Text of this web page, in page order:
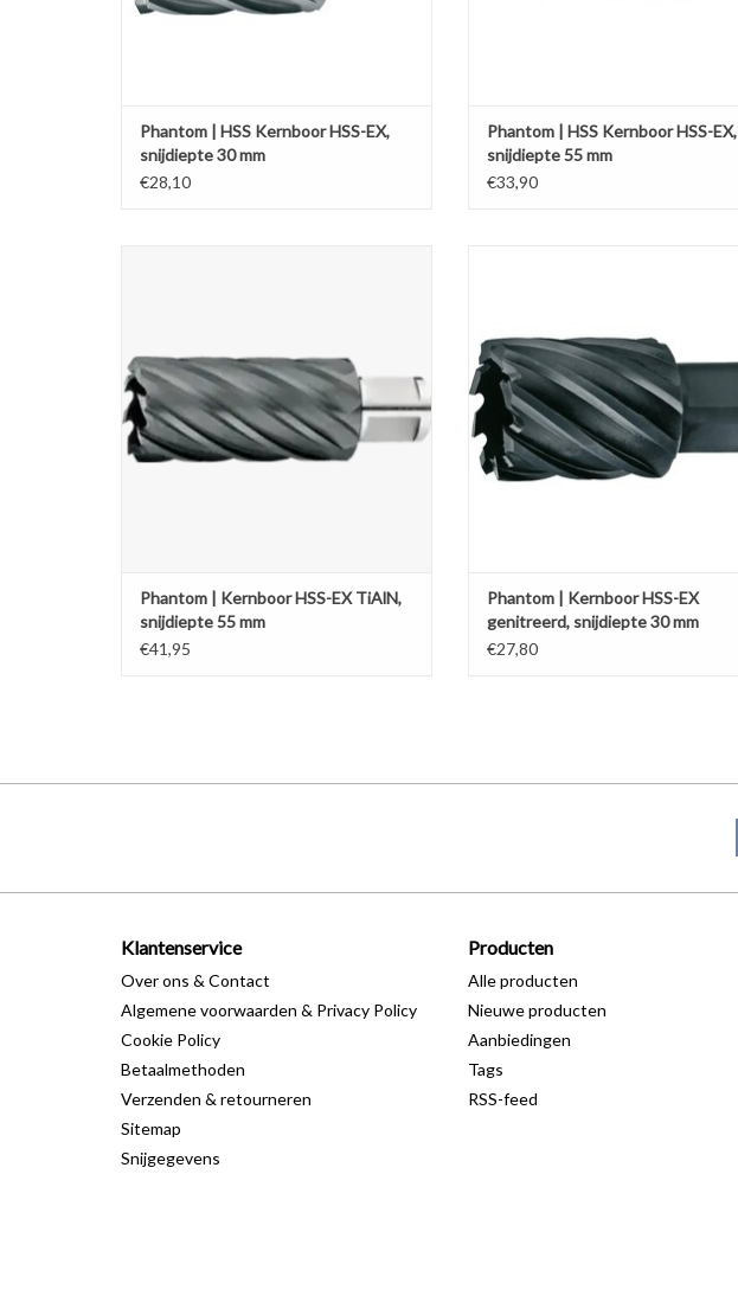
Phantom | HSS Kernboor HSS-EX,
snijdiepte 30 mm
€28,10
Phantom | HSS Kernboor HSS-EX,
snijdiepte 55 mm
€33,90
Phantom | Kernboor HSS-EX TiAlN,
snijdiepte 55 mm
€41,95
TOEVOEGEN AAN WINKELWAGEN
Phantom | Kernboor HSS-EX
genitreerd, snijdiepte 30 mm
€27,80
Klantenservice
Over ons & Contact
Algemene voorwaarden & Privacy Policy
Cookie Policy
Betaalmethoden
Verzenden & retourneren
Sitemap
Snijgegevens
Producten
Alle producten
Nieuwe producten
Aanbiedingen
Tags
RSS-feed